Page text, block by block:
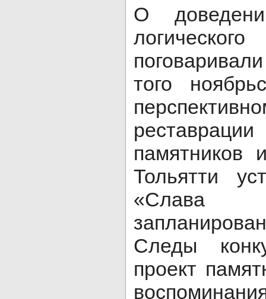
О
того
памятников
Тольятти
«Слава
Следы
проект